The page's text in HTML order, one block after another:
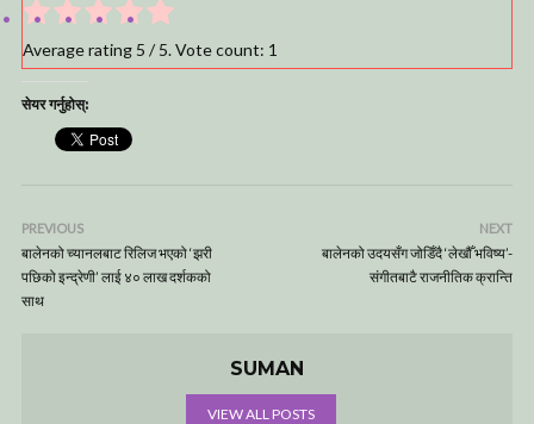
Average rating 5 / 5. Vote count: 1
सेयर गर्नुहोस्:
PREVIOUS
बालेनको च्यानलबाट रिलिज भएको ‘झरी
पछिको इन्द्रेणी’ लाई ४० लाख दर्शकको
साथ
NEXT
बालेनको उदयसँग जोडिँदै ‘लेखौँ भविष्य’-
संगीतबाटै राजनीतिक क्रान्ति
SUMAN
VIEW ALL POSTS